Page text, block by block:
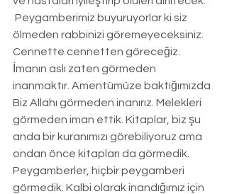
ölmeden rabbinizi göremeyeceksiniz.
Cennette cennetten göreceğiz.
İmanın aslı zaten görmeden
inanmaktır. Amentümüze baktığımızda
Biz Allahı görmeden inanırız. Melekleri
görmeden iman ettik. Kitaplar, biz şu
anda bir kuranımızı görebiliyoruz ama
ondan önce kitapları da görmedik.
Peygamberler, hiçbir peygamberi
görmedik. Kalbi olarak inandığımız için